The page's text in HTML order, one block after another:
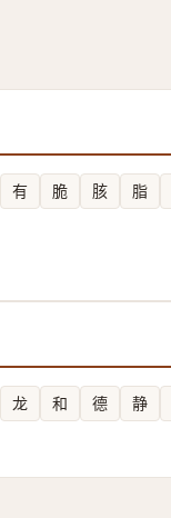
有 脆 胲 脂
龙 和 德 静